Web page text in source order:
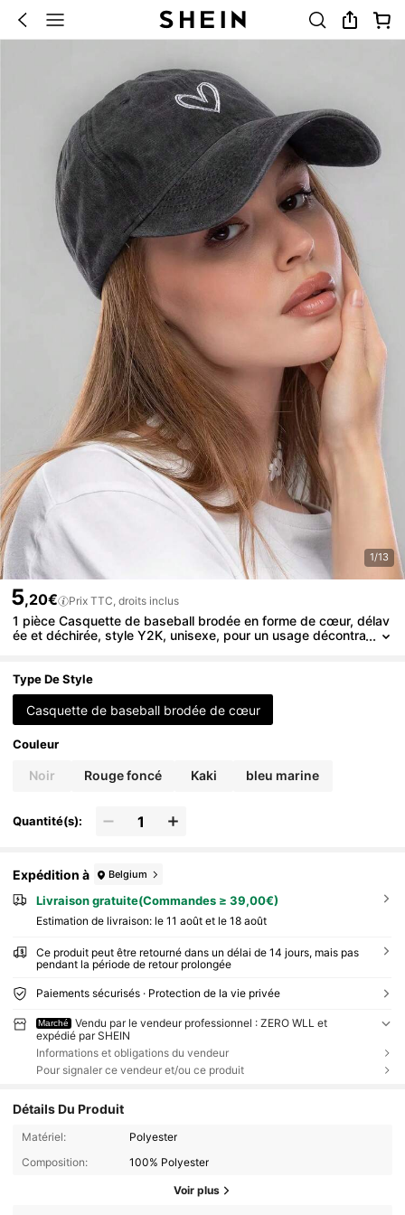
1/13
5,20€ Prix TTC, droits inclus
1 pièce Casquette de baseball brodée en forme de cœur, délav
ée et déchirée, style Y2K, unisexe, pour un usage décontra
Type De Style
Casquette de baseball brodée de cœur
Couleur
Noir Rouge foncé Kaki bleu marine
Quantité(s):
Expédition à Belgium
Livraison gratuite(Commandes ≥ 39,00€)
Estimation de livraison: le 11 août et le 18 août
Ce produit peut être retourné dans un délai de 14 jours, mais pas
pendant la période de retour prolongée
Paiements sécurisés · Protection de la vie privée
Marché
Vendu par le vendeur professionnel : ZERO WLL et
expédié par SHEIN
Informations et obligations du vendeur
Pour signaler ce vendeur et/ou ce produit
Détails Du Produit
Matériel:
Polyester
Composition:
100% Polyester
Voir plus